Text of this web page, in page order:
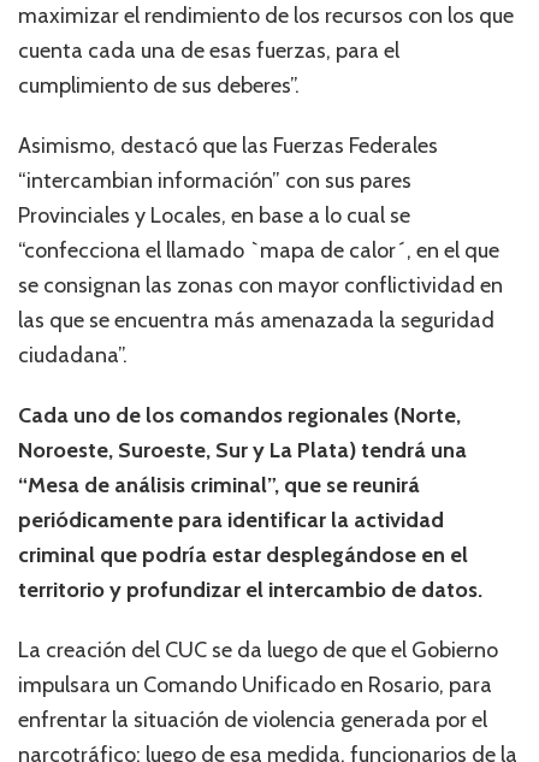
maximizar el rendimiento de los recursos con los que
cuenta cada una de esas fuerzas, para el
cumplimiento de sus deberes”.
Asimismo, destacó que las Fuerzas Federales
“intercambian información” con sus pares
Provinciales y Locales, en base a lo cual se
“confecciona el llamado `mapa de calor´, en el que
se consignan las zonas con mayor conflictividad en
las que se encuentra más amenazada la seguridad
ciudadana”.
Cada uno de los comandos regionales (Norte,
Noroeste, Suroeste, Sur y La Plata) tendrá una
“Mesa de análisis criminal”, que se reunirá
periódicamente para identificar la actividad
criminal que podría estar desplegándose en el
territorio y profundizar el intercambio de datos.
La creación del CUC se da luego de que el Gobierno
impulsara un Comando Unificado en Rosario, para
enfrentar la situación de violencia generada por el
narcotráfico: luego de esa medida, funcionarios de la